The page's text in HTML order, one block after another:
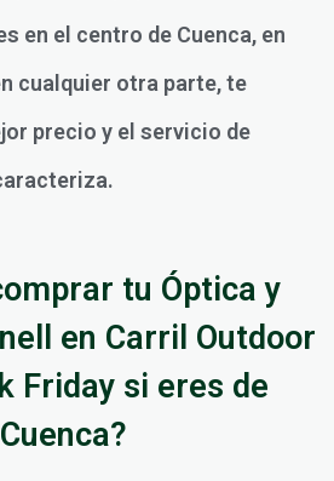
en el centro de Cuenca, en
cualquier otra parte, te
precio y el servicio de
tu Óptica y
en Carril Outdoor
Friday si eres de
Cuenca?